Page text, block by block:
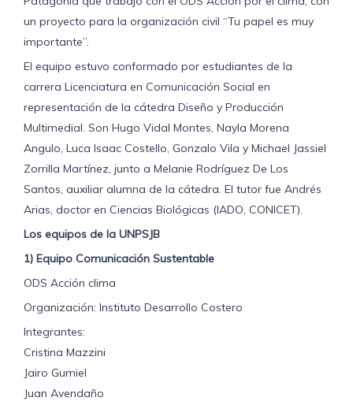
un proyecto para la organización civil “Tu papel es muy
importante”.
El equipo estuvo conformado por estudiantes de la
carrera Licenciatura en Comunicación Social en
representación de la cátedra Diseño y Producción
Multimedial. Son Hugo Vidal Montes, Nayla Morena
Angulo, Luca Isaac Costello, Gonzalo Vila y Michael Jassiel
Zorrilla Martínez, junto a Melanie Rodríguez De Los
Santos, auxiliar alumna de la cátedra. El tutor fue Andrés
Arias, doctor en Ciencias Biológicas (IADO, CONICET).
Los equipos de la UNPSJB
1) Equipo Comunicación Sustentable
ODS Acción clima
Organización: Instituto Desarrollo Costero
Integrantes:
Cristina Mazzini
Jairo Gumiel
Juan Avendaño